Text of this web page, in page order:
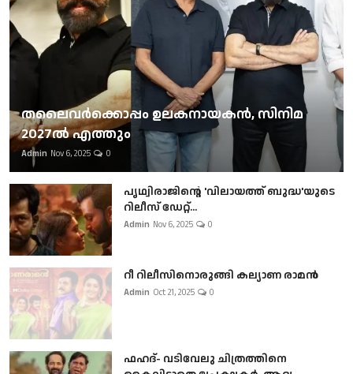
തലൈവര്‍ക്കൊപ്പം ഉലകനായകന്‍, സിനിമ
2027ല്‍ എത്തും
Admin Nov 6, 2025 0
പൃഥ്വിരാജിന്റെ 'വിലായത്ത് ബുദ്ധ'യുടെ
റിലീസ് ഡേറ്റ്...
Admin Nov 6, 2025 0
റീ റിലീസിനൊരുങ്ങി കല്യാണ രാമൻ
Admin Oct 21, 2025 0
ഫഹദ്- വടിവേലു ചിത്രത്തിനെ